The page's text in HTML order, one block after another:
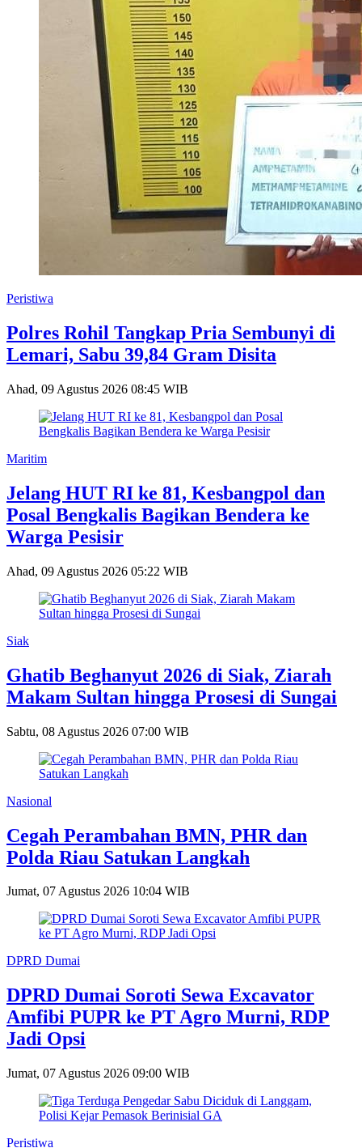
Peristiwa
Polres Rohil Tangkap Pria Sembunyi di
Lemari, Sabu 39,84 Gram Disita
Ahad, 09 Agustus 2026 08:45 WIB
Maritim
Jelang HUT RI ke 81, Kesbangpol dan
Posal Bengkalis Bagikan Bendera ke
Warga Pesisir
Ahad, 09 Agustus 2026 05:22 WIB
Siak
Ghatib Beghanyut 2026 di Siak, Ziarah
Makam Sultan hingga Prosesi di Sungai
Sabtu, 08 Agustus 2026 07:00 WIB
Nasional
Cegah Perambahan BMN, PHR dan
Polda Riau Satukan Langkah
Jumat, 07 Agustus 2026 10:04 WIB
DPRD Dumai
DPRD Dumai Soroti Sewa Excavator
Amfibi PUPR ke PT Agro Murni, RDP
Jadi Opsi
Jumat, 07 Agustus 2026 09:00 WIB
Peristiwa